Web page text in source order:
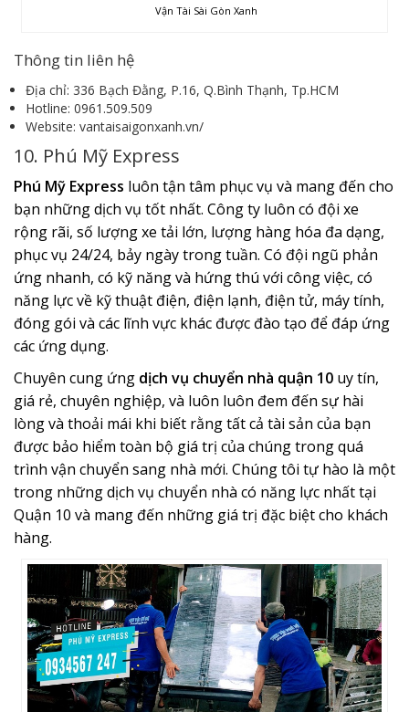
Vận Tài Sài Gòn Xanh
Thông tin liên hệ
Địa chỉ: 336 Bạch Đằng, P.16, Q.Bình Thạnh, Tp.HCM
Hotline: 0961.509.509
Website: vantaisaigonxanh.vn/
10. Phú Mỹ Express
Phú Mỹ Express luôn tận tâm phục vụ và mang đến cho
bạn những dịch vụ tốt nhất. Công ty luôn có đội xe
rộng rãi, số lượng xe tải lớn, lượng hàng hóa đa dạng,
phục vụ 24/24, bảy ngày trong tuần. Có đội ngũ phản
ứng nhanh, có kỹ năng và hứng thú với công việc, có
năng lực về kỹ thuật điện, điện lạnh, điện tử, máy tính,
đóng gói và các lĩnh vực khác được đào tạo để đáp ứng
các ứng dụng.
Chuyên cung ứng dịch vụ chuyển nhà quận 10 uy tín,
giá rẻ, chuyên nghiệp, và luôn luôn đem đến sự hài
lòng và thoải mái khi biết rằng tất cả tài sản của bạn
được bảo hiểm toàn bộ giá trị của chúng trong quá
trình vận chuyển sang nhà mới. Chúng tôi tự hào là một
trong những dịch vụ chuyển nhà có năng lực nhất tại
Quận 10 và mang đến những giá trị đặc biệt cho khách
hàng.